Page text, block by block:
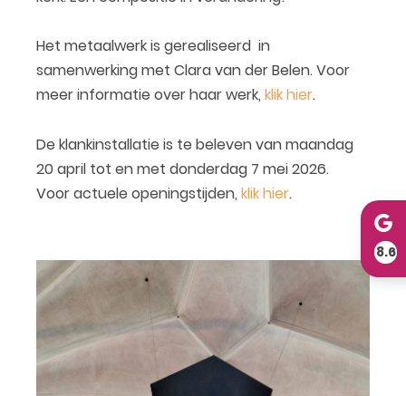
Het metaalwerk is gerealiseerd in
samenwerking met Clara van der Belen. Voor
meer informatie over haar werk, klik hier.
De klankinstallatie is te beleven van maandag
20 april tot en met donderdag 7 mei 2026.
Voor actuele openingstijden, klik hier.
8.6